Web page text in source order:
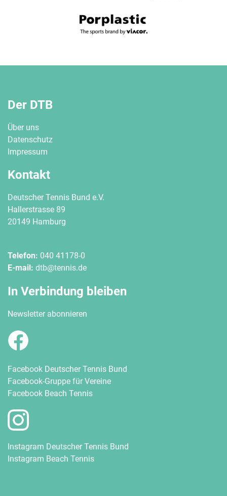
Der DTB
Über uns
Datenschutz
Impressum
Kontakt
Deutscher Tennis Bund e.V.
Hallerstrasse 89
20149 Hamburg
Telefon: 040 41178-0
E-mail: dtb@tennis.de
In Verbindung bleiben
Newsletter abonnieren
Facebook Deutscher Tennis Bund
Facebook-Gruppe für Vereine
Facebook Beach Tennis
Instagram Deutscher Tennis Bund
Instagram Beach Tennis